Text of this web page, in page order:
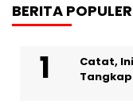
BERITA POPULER
Catat,